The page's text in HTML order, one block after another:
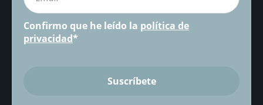
Confirmo que he leído la política de
privacidad*